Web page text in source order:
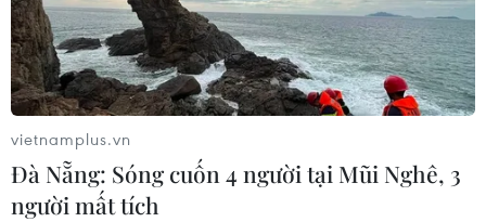
tra nguyên nhân vụ hơn 100 người nhiễm ký sinh trùng
đường ruột nghi do ăn salad trong chuỗi nhà hàng thức
ăn nhanh nổi tiếng McDonald's.
vietnamplus.vn
Đà Nẵng: Sóng cuốn 4 người tại Mũi Nghê, 3
người mất tích